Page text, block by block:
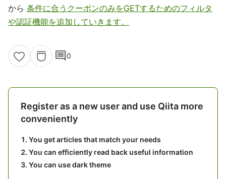
から 条件に合うクーポンのみをGETするためのフィルタ
や認証機能を追加していきます。
comment0
Register as a new user and use Qiita more
conveniently
You get articles that match your needs
You can efficiently read back useful information
You can use dark theme